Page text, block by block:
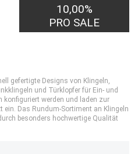
10,00%
PRO SALE
gefertigte Designs von Klingeln,
und Türklopfer für Ein- und
konfiguriert werden und laden zur
ein. Das Rundum-Sortiment an Klingeln
besonders hochwertige Qualität